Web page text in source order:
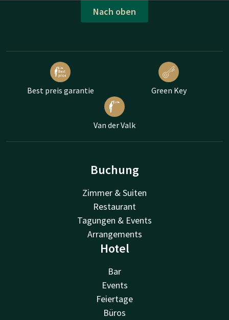
Nach oben
Best preis garantie Green Key
Van der Valk
Buchung
Zimmer & Suiten
Restaurant
Tagungen & Events
Arrangements
Hotel
Bar
Events
Feiertage
Büros